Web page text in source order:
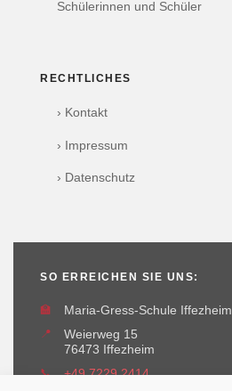
Schülerinnen und Schüler
RECHTLICHES
› Kontakt
› Impressum
› Datenschutz
SO ERREICHEN SIE UNS:
🏫
Maria-Gress-Schule Iffezheim
📍
Weierweg 15
76473 Iffezheim
📞
+49 7229 2414